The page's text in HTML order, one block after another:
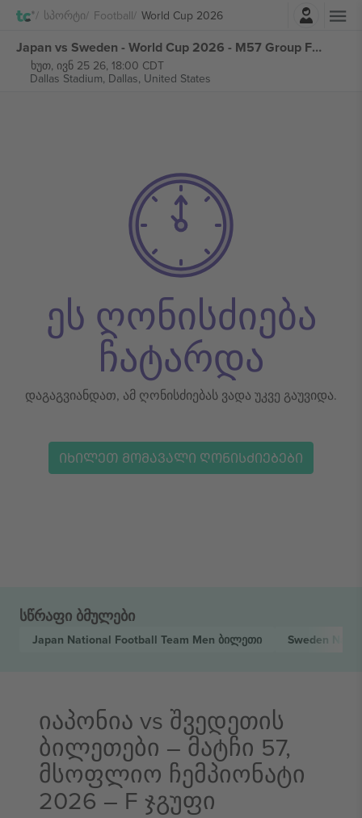
Სპორტი Football World Cup 2026შესვლა
Japan vs Sweden - World Cup 2026 - M57 Group F ბილეთი
ხუთ, ივნ 25 26, 18:00 CDT
Dallas Stadium, Dallas, United States
ეს ღონისძიება
ჩატარდა
დაგაგვიანდათ, ამ ღონისძიებას ვადა უკვე გაუვიდა.
ᲘᲮᲘᲚᲔᲗ ᲛᲝᲛᲐᲕᲐᲚᲘ ᲦᲝᲜᲘᲡᲫᲘᲔᲑᲔᲑᲘ
სწრაფი ბმულები
Japan National Football Team Men ბილეთი Sweden
იაპონია vs შვედეთის
ბილეთები – მატჩი 57,
მსოფლიო ჩემპიონატი
2026 – F ჯგუფი